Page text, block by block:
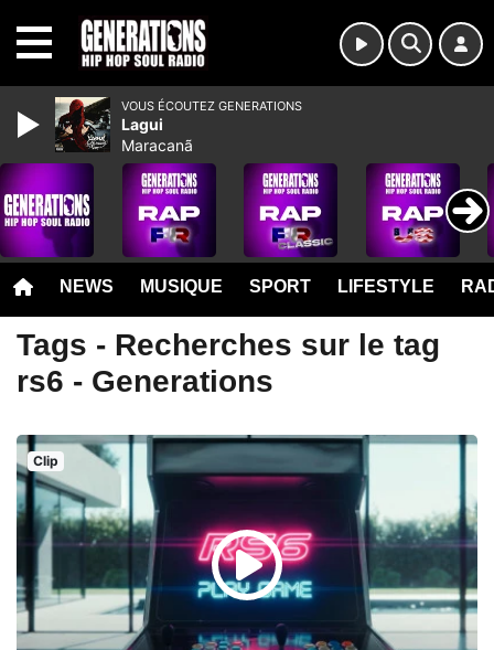
NEWS MUSIQUE SPORT LIFESTYLE
Tags - Recherches sur le tag
rs6 - Generations
Clip
VOUS ÉCOUTEZ GENERATIONS
Lagui
Maracanã